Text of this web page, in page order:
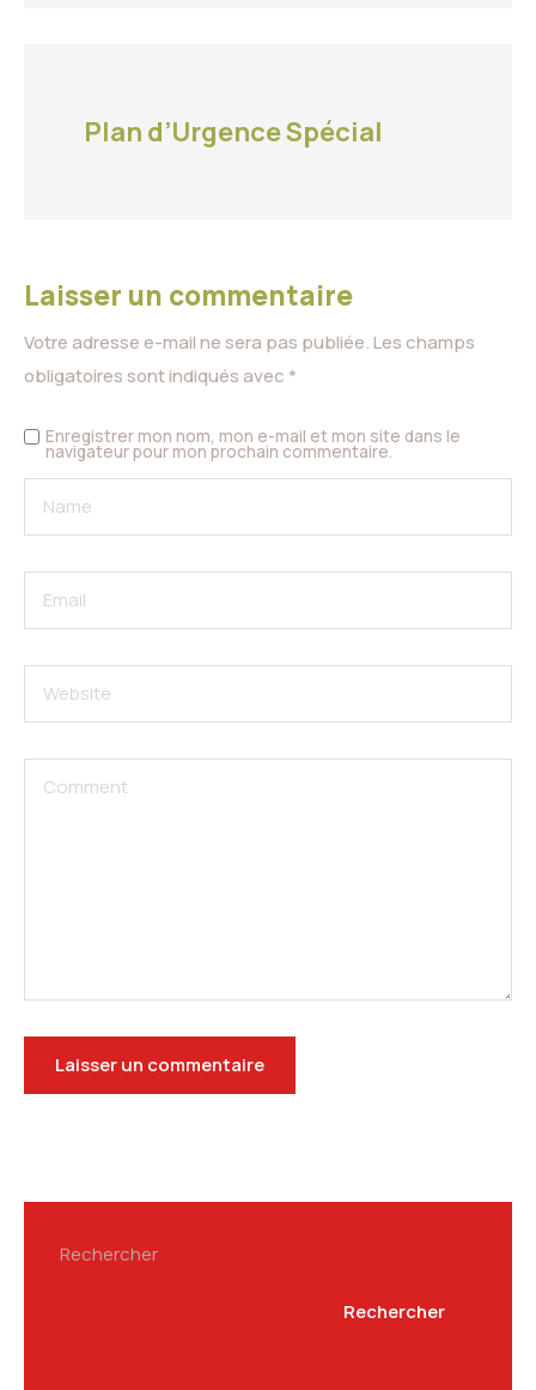
Plan d’Urgence Spécial
Laisser un commentaire
Votre adresse e-mail ne sera pas publiée.Les champs
obligatoires sont indiqués avec *
Enregistrer mon nom, mon e-mail et mon site dans le
navigateur pour mon prochain commentaire.
Rechercher
Rechercher